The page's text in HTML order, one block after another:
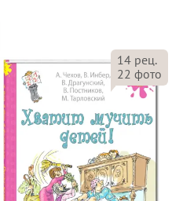
14 рец.
22 фото